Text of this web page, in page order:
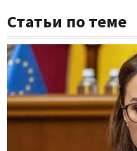
Статьи по теме